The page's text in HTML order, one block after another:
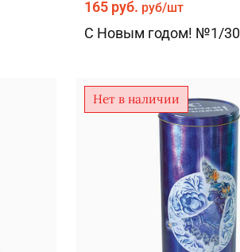
165 руб. руб/шт
С Новым годом! №1/30
Нет в наличии